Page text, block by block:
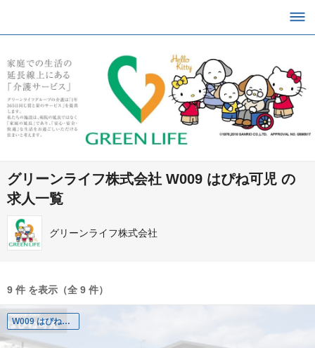
グリーンライフ株式会社 W009 はぴね可児 の
求人一覧
グリーンライフ株式会社
9 件 を表示（全 9 件）
W009 はぴね可児